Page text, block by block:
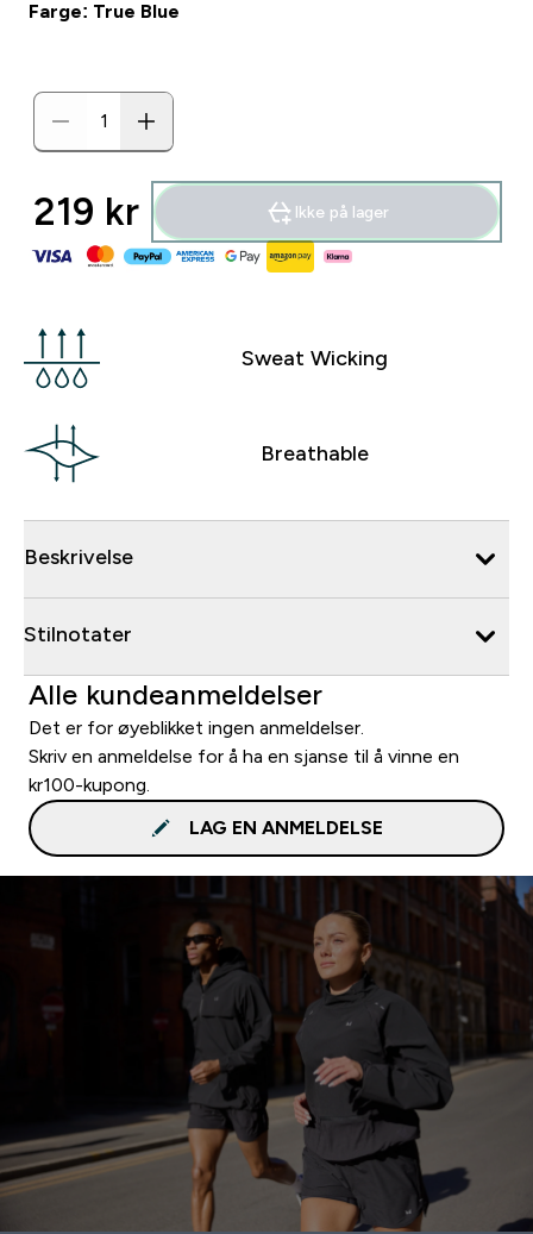
Farge: True Blue
219 kr‎ Ikke på lager
Sweat Wicking
Breathable
Beskrivelse
Stilnotater
Alle kundeanmeldelser
Det er for øyeblikket ingen anmeldelser.
Skriv en anmeldelse for å ha en sjanse til å vinne en
kr100-kupong.
LAG EN ANMELDELSE